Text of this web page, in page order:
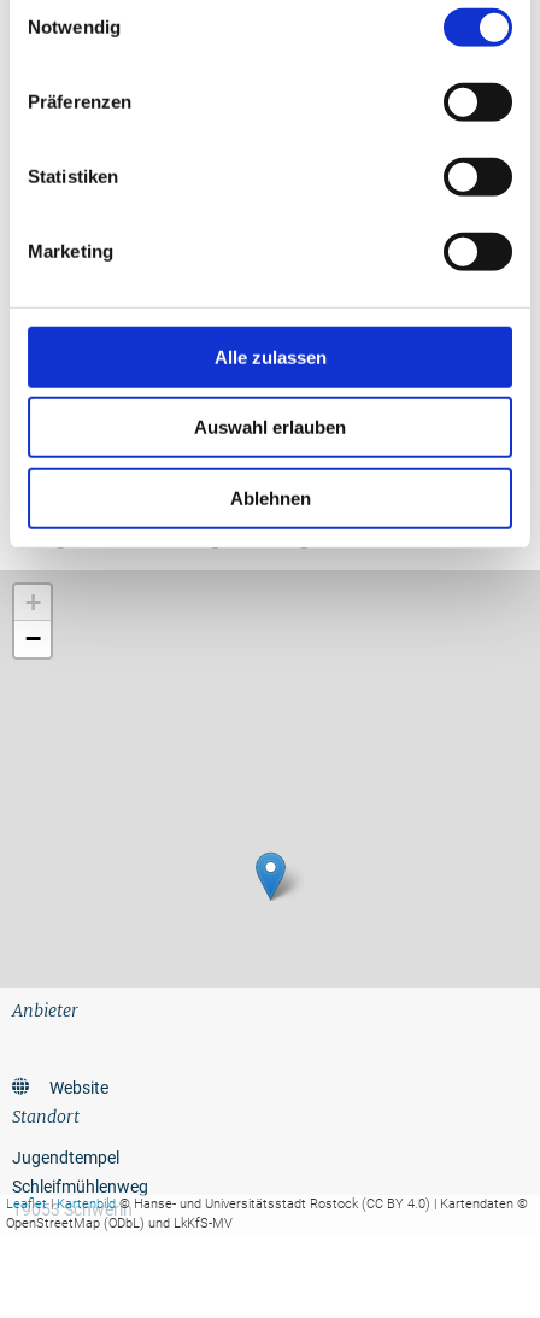
Notwendig
Präferenzen
Statistiken
Marketing
Alle zulassen
Auswahl erlauben
Ablehnen
keine Bildunterschrift © Tourismusverband Mecklenburg-
Lage und Umgebung
+
−
Leaflet|Kartenbild© Hanse- und Universitätsstadt Rostock (CC BY 4.0) | Kartendaten ©
OpenStreetMap (ODbL) und LkKfS-MV
Anbieter
Website
Standort
Jugendtempel
Schleifmühlenweg
19053 Schwerin